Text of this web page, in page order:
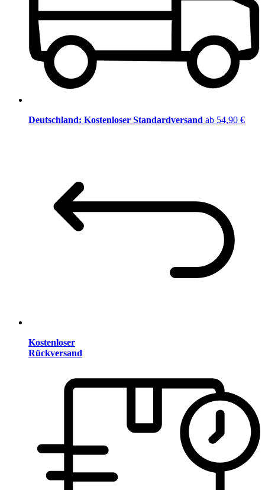
Deutschland: Kostenloser Standardversand ab 54,90 €
Kostenloser
Rückversand